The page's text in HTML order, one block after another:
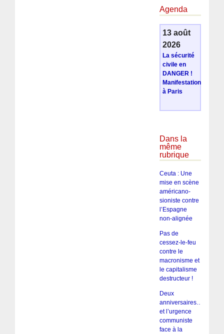
Agenda
13 août
2026
La sécurité
civile en
DANGER !
Manifestation
à Paris
Dans la
même
rubrique
Ceuta : Une
mise en scène
américano-
sioniste contre
l’Espagne
non-alignée
Pas de
cessez-le-feu
contre le
macronisme et
le capitalisme
destructeur !
Deux
anniversaires…
et l’urgence
communiste
face à la